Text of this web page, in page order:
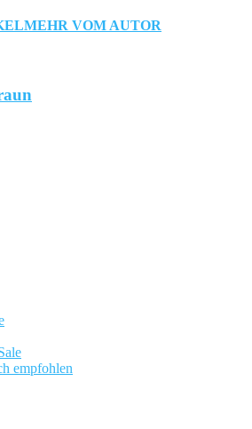
MEHR VOM AUTOR
empfohlen